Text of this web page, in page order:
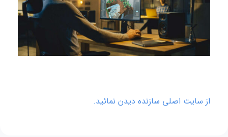
از سایت اصلی سازنده دیدن نمائید.